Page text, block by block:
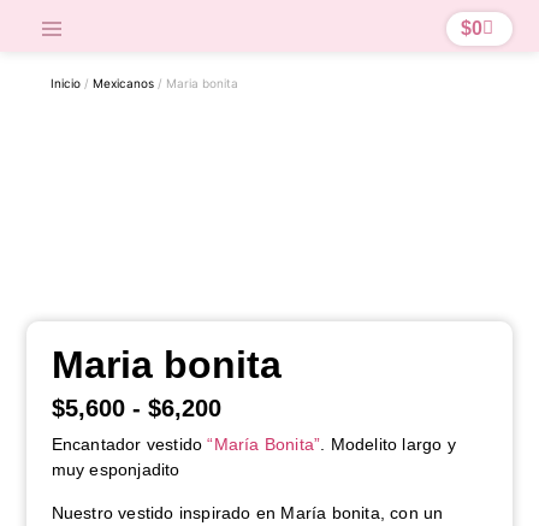
$0
Inicio / Mexicanos / Maria bonita
Maria bonita
$5,600 - $6,200
Encantador vestido “María Bonita”. Modelito largo y
muy esponjadito
Nuestro vestido inspirado en María bonita, con un